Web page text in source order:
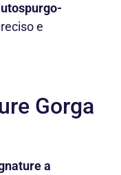
e
Gorga
a